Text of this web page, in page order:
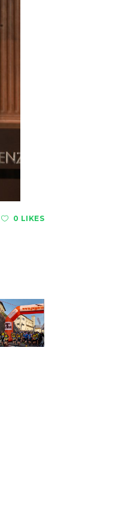
0 LIKES